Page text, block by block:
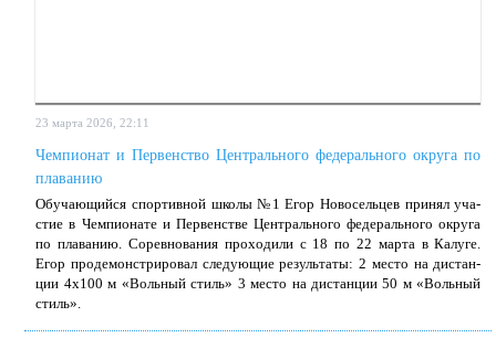
23 марта 2026, 22:11
Чемпионат и Первенство Центрального федерального округа по
плаванию
Обу­ча­ю­щий­ся спор­тив­ной шко­лы №1 Егор Но­во­сель­цев при­нял уча­
стие в Чем­пи­о­на­те и Пер­вен­стве Цен­траль­но­го фе­де­раль­но­го окру­га
по пла­ва­нию. Со­рев­но­ва­ния про­хо­ди­ли с 18 по 22 мар­та в Ка­лу­ге.
Егор про­де­мон­стри­ро­вал сле­ду­ю­щие ре­зуль­та­ты: 2 ме­сто на ди­стан­
ции 4x100 м «Воль­ный стиль» 3 ме­сто на ди­стан­ции 50 м «Воль­ный
стиль».